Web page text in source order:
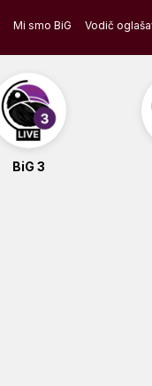
Mi smo BiG Vodič
BiG 3